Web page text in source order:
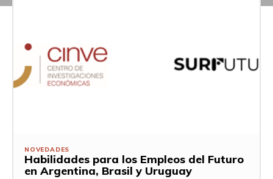
NOVEDADES
Habilidades para los Empleos del Futuro
en Argentina, Brasil y Uruguay